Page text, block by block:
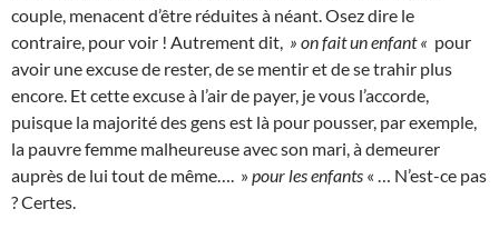
couple, menacent d’être réduites à néant. Osez dire le
contraire, pour voir ! Autrement dit, » on fait un enfant « pour
avoir une excuse de rester, de se mentir et de se trahir plus
encore. Et cette excuse à l’air de payer, je vous l’accorde,
puisque la majorité des gens est là pour pousser, par exemple,
la pauvre femme malheureuse avec son mari, à demeurer
auprès de lui tout de même…. »pour les enfants « … N’est-ce pas
? Certes.